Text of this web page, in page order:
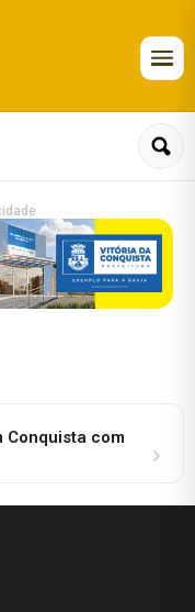
Conquista com